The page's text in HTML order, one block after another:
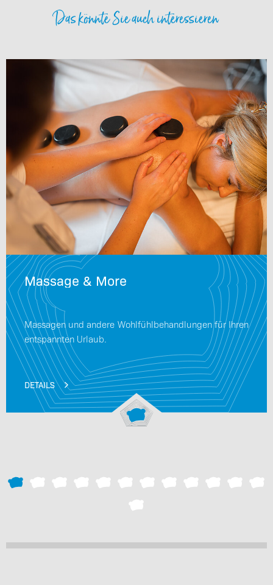
Das könnte Sie auch interessieren
Massage & More
Massagen und andere Wohlfühlbehandlungen für Ihren
entspannten Urlaub.
DETAILS